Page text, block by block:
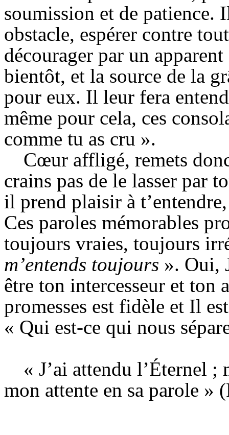
soumission et de patience.
obstacle, espérer contre
décourager par un
bientôt, et la source de la
pour eux. Il leur fera
même pour cela, ces
comme tu as cru ».
Cœur affligé, remets
crains pas de le lasser par
il prend plaisir à
Ces paroles mémorables
toujours vraies, toujours
m’entends toujours ». Oui,
être ton intercesseur et ton
promesses est fidèle et Il
« Qui est-ce qui nous
« J’ai attendu l’Éternel ;
mon attente en sa parole »